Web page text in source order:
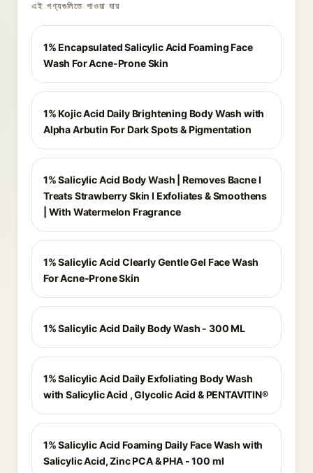
এই পণ্যগুলিতে পাওয়া যায়
1% Encapsulated Salicylic Acid Foaming Face
Wash For Acne-Prone Skin
1% Kojic Acid Daily Brightening Body Wash with
Alpha Arbutin For Dark Spots & Pigmentation
1% Salicylic Acid Body Wash | Removes Bacne I
Treats Strawberry Skin I Exfoliates & Smoothens
| With Watermelon Fragrance
1% Salicylic Acid Clearly Gentle Gel Face Wash
For Acne-Prone Skin
1% Salicylic Acid Daily Body Wash - 300 ML
1% Salicylic Acid Daily Exfoliating Body Wash
with Salicylic Acid , Glycolic Acid & PENTAVITIN®
1% Salicylic Acid Foaming Daily Face Wash with
Salicylic Acid, Zinc PCA & PHA - 100 ml